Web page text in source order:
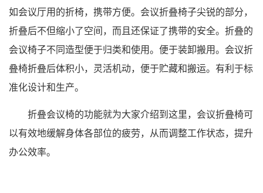
如会议厅用的折椅，携带方便。会议折叠椅子尖锐的部分，
折叠后不但缩小了空间，而且还保证了携带的安全。折叠的
会议椅子不同造型便于归类和使用。便于装卸搬用。会议折
叠椅折叠后体积小，灵活机动，便于贮藏和搬运。有利于标
准化设计和生产。
折叠会议椅的功能就为大家介绍到这里，会议折叠椅可
以有效地缓解身体各部位的疲劳，从而调整工作状态，提升
办公效率。